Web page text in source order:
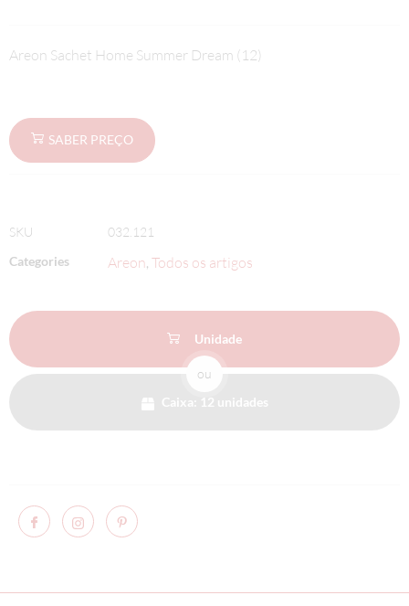
Areon Sachet Home Summer Dream (12)
SABER PREÇO
SKU
032.121
Categories
Areon, Todos os artigos
Unidade
ou
Caixa: 12 unidades